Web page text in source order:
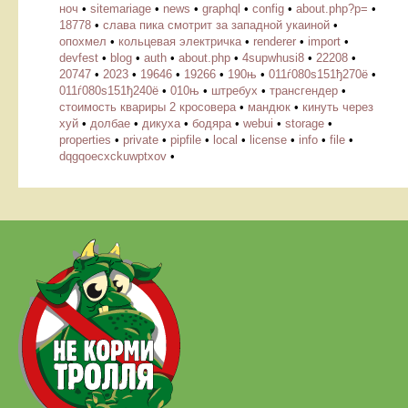
ноч • sitemariage • news • graphql • config • about.php?p= •
18778 • слава пика смотрит за западной укаиной •
опохмел • кольцевая электричка • renderer • import •
devfest • blog • auth • about.php • 4supwhusi8 • 22208 •
20747 • 2023 • 19646 • 19266 • 190њ • 011ѓ080ѕ151ђ270ё •
011ѓ080ѕ151ђ240ё • 010њ • штребух • трансгендер •
стоимость квариры 2 кросовера • мандюк • кинуть через
хуй • долбае • дикуха • бодяра • webui • storage •
properties • private • pipfile • local • license • info • file •
dqgqoecxckuwptxov •